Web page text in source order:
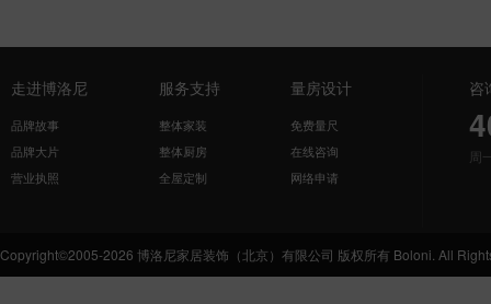
走进博洛尼
品牌故事
品牌大片
营业执照
服务支持
整体家装
整体厨房
全屋定制
量房设计
免费量尺
在线咨询
网络申请
咨
周
Copyright©2005-2026 博洛尼家居装饰（北京）有限公司 版权所有 Boloni. All